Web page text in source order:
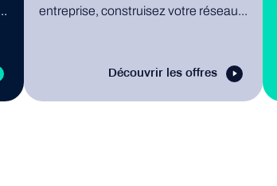
Découvrir les offres
entreprise, construisez votre réseau...